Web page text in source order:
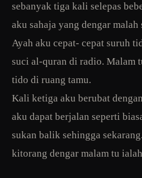
sebanyak tiga kali selepas
aku sahaja yang dengar
Ayah aku cepat- cepat suruh
suci al-quran di radio. Malam
tido di ruang tamu.
Kali ketiga aku berubat
aku dapat berjalan seperti
sukan balik sehingga
kitorang dengar malam tu